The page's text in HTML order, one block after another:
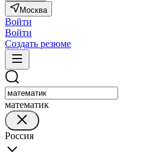
Москва
Войти
Войти
Создать резюме
математик
Россия